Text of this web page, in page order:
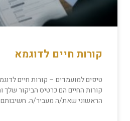
קורות חיים לדוגמא
טיפים למועמדים – קורות חיים
קורות החיים הם כרטיס הביקור
הראשוני שאת/ה מעביר/ה.